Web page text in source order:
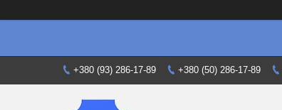
+380 (93) 286-17-89 +380 (50) 286-17-89